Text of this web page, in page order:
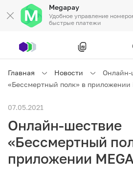
Megapay
Удобное управление
быстрые платежи
Частным клиентам
Бизнесу
Связь
Главная Новости
Онлайн-
«Бессмертный полк» в приложении
07.05.2021
Онлайн-шествие
«Бессмертный
приложении